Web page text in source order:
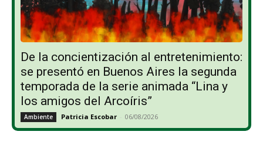
De la concientización al entretenimiento:
se presentó en Buenos Aires la segunda
temporada de la serie animada “Lina y
los amigos del Arcoíris”
Ambiente Patricia Escobar - 06/08/2026